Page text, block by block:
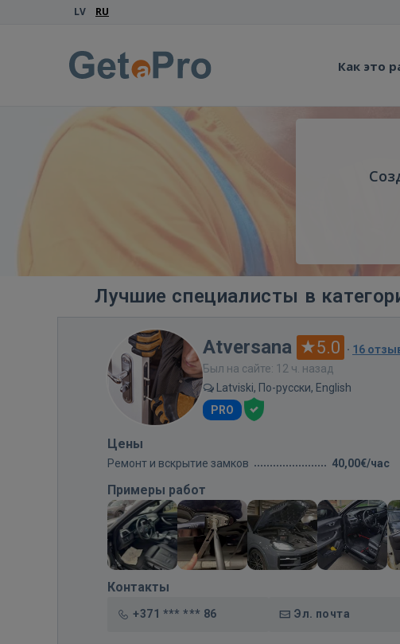
LV RU
Как это
Лучшие специалисты в
Atversana 5.0 · 16
Был на сайте: 12 ч. назад
Latviski, По-русски, English
PRO
Цены
Ремонт и вскрытие замков 40,00€/час
Примеры работ
Контакты
+371 *** *** 86 Эл. почта